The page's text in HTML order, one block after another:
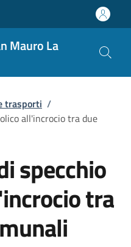
Mauro La
trasporti /
all'incrocio tra due
specchio
tra